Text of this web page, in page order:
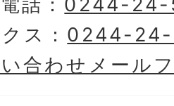
ス： 0244-
合わせメール